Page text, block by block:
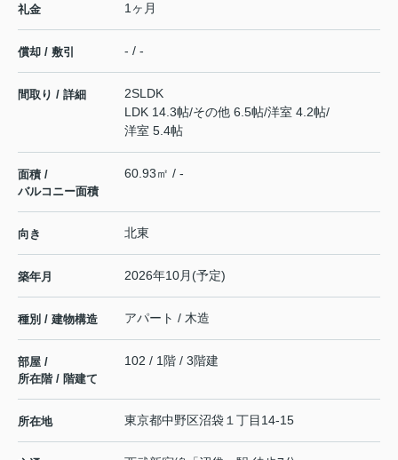
礼金 1ヶ月
償却 / 敷引 - / -
間取り / 詳細
2SLDK
LDK 14.3帖/その他 6.5帖/洋室 4.2帖/
洋室 5.4帖
面積 /
バルコニー面積
60.93㎡ / -
向き 北東
築年月 2026年10月(予定)
種別 / 建物構造 アパート / 木造
部屋 /
所在階 / 階建て
102 / 1階 / 3階建
所在地 東京都中野区沼袋 １丁目14-15